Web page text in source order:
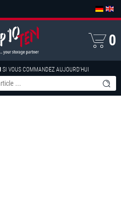
SI VOUS COMMANDEZ AUJOURD'HUI
0